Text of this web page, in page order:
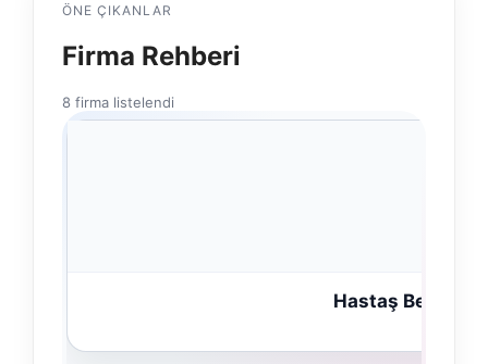
ÖNE ÇIKANLAR
Firma Rehberi
8 firma listelendi
Hastaş Beton